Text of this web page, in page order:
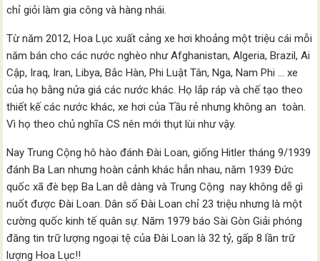
chỉ giỏi làm gia công và hàng nhái.
Từ năm 2012, Hoa Lục xuất cảng xe hơi khoảng một triệu cái mỗi
năm bán cho các nước nghèo như Afghanistan, Algeria, Brazil, Ai
Cập, Iraq, Iran, Libya, Bắc Hàn, Phi Luật Tân, Nga, Nam Phi … xe
của họ bằng nửa giá các nước khác. Họ lắp ráp và chế tạo theo
thiết kế các nước khác, xe hơi của Tầu rẻ nhưng không an toàn.
Vì họ theo chủ nghĩa CS nên mới thụt lùi như vậy.
Nay Trung Cộng hô hào đánh Đài Loan, giống Hitler tháng 9/1939
đánh Ba Lan nhưng hoàn cảnh khác hẳn nhau, năm 1939 Đức
quốc xã đè bẹp Ba Lan dễ dàng và Trung Cộng nay không dễ gì
nuốt được Đài Loan. Dân số Đài Loan chỉ 23 triệu nhưng là một
cường quốc kinh tế quân sự. Năm 1979 báo Sài Gòn Giải phóng
đăng tin trữ lượng ngoại tệ của Đài Loan là 32 tỷ, gấp 8 lần trữ
lượng Hoa Lục!!